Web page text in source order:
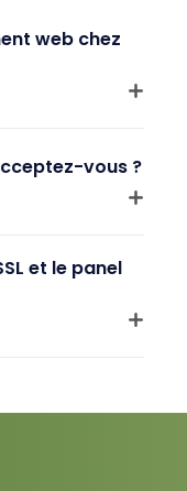
web chez
vous ?
et le panel